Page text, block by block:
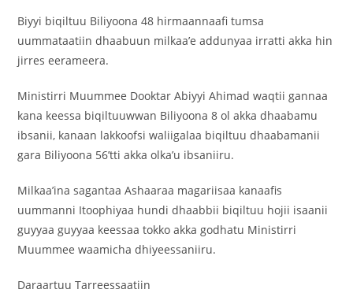
‎Biyyi biqiltuu Biliyoona 48 hirmaannaafi tumsa
uummataatiin dhaabuun milkaa’e addunyaa irratti akka hin
jirres eerameera.
‎Ministirri Muummee Dooktar Abiyyi Ahimad waqtii gannaa
kana keessa biqiltuuwwan Biliyoona 8 ol akka dhaabamu
ibsanii, kanaan lakkoofsi waliigalaa biqiltuu dhaabamanii
gara Biliyoona 56’tti akka olka’u ibsaniiru.
‎Milkaa’ina sagantaa Ashaaraa magariisaa kanaafis
uummanni Itoophiyaa hundi dhaabbii biqiltuu hojii isaanii
guyyaa guyyaa keessaa tokko akka godhatu Ministirri
Muummee waamicha dhiyeessaniiru.
Daraartuu Tarreessaatiin